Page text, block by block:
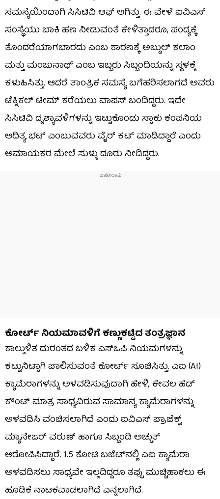
ಸಮಸ್ಯೆಯಿಂದಾಗಿ ಸಿಸಿಟಿವಿ ಆಫ್ ಆಗಿತ್ತು. ಈ ವೇಳೆ ಐವಿಎಸ್
ಸಂಸ್ಥೆಯು ಬಾಕಿ ಹಣ ನೀಡುವಂತೆ ಕೇಳಿತ್ತಾದರೂ, ಪಂದ್ಯಕ್ಕೆ
ತೊಂದರೆಯಾಗಬಾರದು ಎಂಬ ಕಾರಣಕ್ಕೆ ಅಬ್ದುಲ್ ಕಲಾಂ
ಮತ್ತು ಮಂಜುನಾಥ್ ಎಂಬ ಇಬ್ಬರು ಸಿಬ್ಬಂದಿಯನ್ನು ಸ್ಥಳಕ್ಕೆ
ಕಳುಹಿಸಿತ್ತು. ಆದರೆ ತಾಂತ್ರಿಕ ಸಮಸ್ಯೆ ಬಗೆಹರಿಸಲಾಗದೆ ಅವರು
ಟೆಕ್ನಿಕಲ್ ಟೀಮ್ ಕರೆಯಲು ವಾಪಸ್ ಬಂದಿದ್ದರು. ಇದೇ
ಸಿಸಿಟಿವಿ ದೃಶ್ಯಾವಳಿಗಳನ್ನು ಇಟ್ಟುಕೊಂಡು ಸ್ಟಾಕು ಕಂಪನಿಯ
ಆದಿತ್ಯ ಭಟ್ ಎಂಬುವವರು ವೈರ್ ಕಟ್ ಮಾಡಿದ್ದಾರೆ ಎಂದು
ಅಮಾಯಕರ ಮೇಲೆ ಸುಳ್ಳು ದೂರು ನೀಡಿದ್ದರು.
ಕೋರ್ಟ್ ನಿಯಮಾವಳಿಗೆ ಕಣ್ಣುಕಟ್ಟಿದ ತಂತ್ರಜ್ಞಾನ
ಕಾಲ್ತುಳಿತ ದುರಂತದ ಬಳಿಕ ಎಸ್‌ಒಪಿ ನಿಯಮಗಳನ್ನು
ಕಟ್ಟುನಿಟ್ಟಾಗಿ ಪಾಲಿಸುವಂತೆ ಕೋರ್ಟ್ ಸೂಚಿಸಿತ್ತು. ಎಐ (AI)
ಕ್ಯಾಮೆರಾಗಳನ್ನು ಅಳವಡಿಸುವುದಾಗಿ ಹೇಳಿ, ಕೇವಲ ಹೆಡ್
ಕೌಂಟ್ ಮಾತ್ರ ಸಾಧ್ಯವಿರುವ ಸಾಮಾನ್ಯ ಕ್ಯಾಮೆರಾಗಳನ್ನು
ಅಳವಡಿಸಿ ವಂಚಿಸಲಾಗಿದೆ ಎಂದು ಐವಿಎಸ್ ಪ್ರಾಜೆಕ್ಟ್
ಮ್ಯಾನೇಜರ್ ವರುಣ್ ಹಾಗೂ ಸಿಬ್ಬಂದಿ ಅಚ್ಚುತ್
ಆರೋಪಿಸಿದ್ದಾರೆ. 1.5 ಕೋಟಿ ಬಜೆಟ್‌ನಲ್ಲಿ ಎಐ ಕ್ಯಾಮೆರಾ
ಅಳವಡಿಸಲು ಸಾಧ್ಯವೇ ಇಲ್ಲದಿದ್ದರೂ ತಪ್ಪು ಮುಚ್ಚಿಹಾಕಲು ಈ
ಹೂಡಿಕೆ ನಾಟಕವಾಡಲಾಗಿದೆ ಎನ್ನಲಾಗಿದೆ.